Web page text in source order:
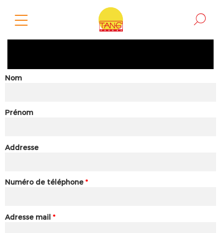
Nom
Prénom
Addresse
Numéro de téléphone *
Adresse mail *